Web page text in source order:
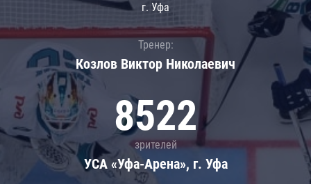
г. Уфа
Тренер:
Козлов Виктор Николаевич
8522
зрителей
УСА «Уфа-Арена», г. Уфа